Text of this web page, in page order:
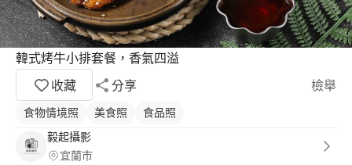
韓式烤牛小排套餐，香氣四溢
收藏
分享 檢舉
食物情境照 美食照
食品照
毅起攝影
宜蘭市